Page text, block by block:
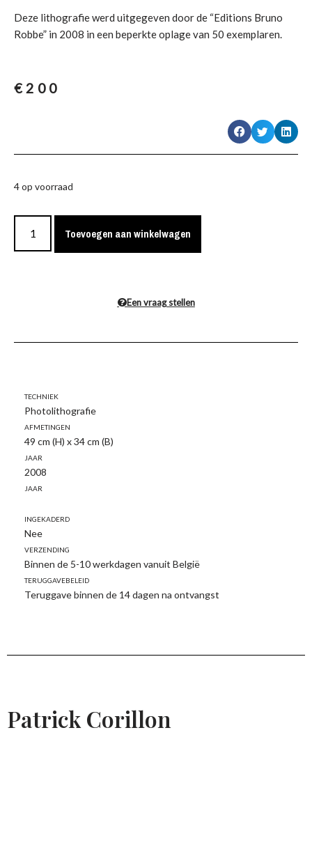
Deze lithografie werd uitgegeven door de “Editions Bruno
Robbe” in 2008 in een beperkte oplage van 50 exemplaren.
€200
4 op voorraad
Toevoegen aan winkelwagen
Een vraag stellen
Techniek
Photolithografie
Afmetingen
49 cm (H) x 34 cm (B)
Jaar
2008
Jaar
Ingekaderd
Nee
Verzending
Binnen de 5-10 werkdagen vanuit België
Teruggavebeleid
Teruggave binnen de 14 dagen na ontvangst
Patrick Corillon